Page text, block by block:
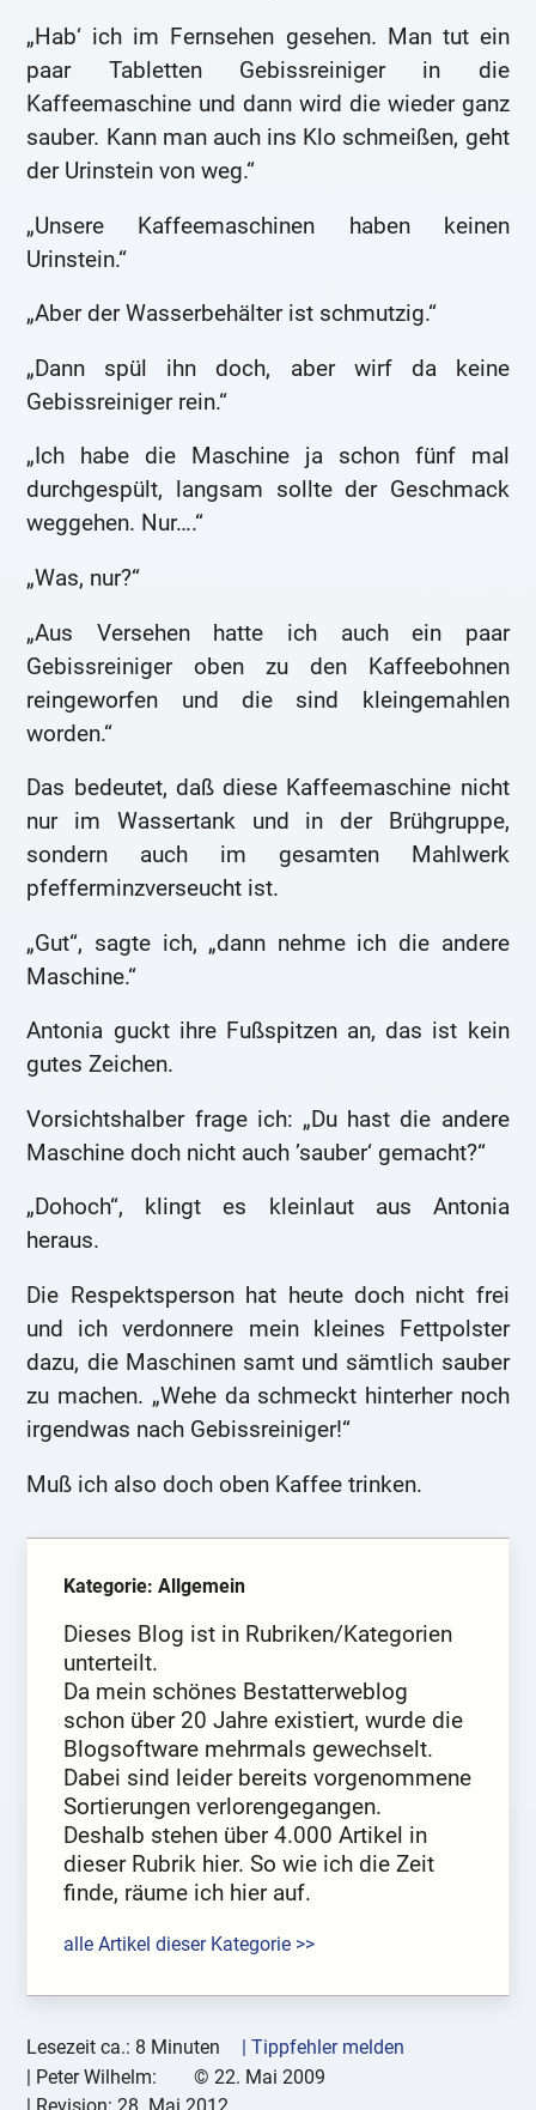
„Hab‘ ich im Fernsehen gesehen. Man tut ein
paar Tabletten Gebissreiniger in die
Kaffeemaschine und dann wird die wieder ganz
sauber. Kann man auch ins Klo schmeißen, geht
der Urinstein von weg.“
„Unsere Kaffeemaschinen haben keinen
Urinstein.“
„Aber der Wasserbehälter ist schmutzig.“
„Dann spül ihn doch, aber wirf da keine
Gebissreiniger rein.“
„Ich habe die Maschine ja schon fünf mal
durchgespült, langsam sollte der Geschmack
weggehen. Nur….“
„Was, nur?“
„Aus Versehen hatte ich auch ein paar
Gebissreiniger oben zu den Kaffeebohnen
reingeworfen und die sind kleingemahlen
worden.“
Das bedeutet, daß diese Kaffeemaschine nicht
nur im Wassertank und in der Brühgruppe,
sondern auch im gesamten Mahlwerk
pfefferminzverseucht ist.
„Gut“, sagte ich, „dann nehme ich die andere
Maschine.“
Antonia guckt ihre Fußspitzen an, das ist kein
gutes Zeichen.
Vorsichtshalber frage ich: „Du hast die andere
Maschine doch nicht auch ’sauber‘ gemacht?“
„Dohoch“, klingt es kleinlaut aus Antonia
heraus.
Die Respektsperson hat heute doch nicht frei
und ich verdonnere mein kleines Fettpolster
dazu, die Maschinen samt und sämtlich sauber
zu machen. „Wehe da schmeckt hinterher noch
irgendwas nach Gebissreiniger!“
Muß ich also doch oben Kaffee trinken.
Kategorie: Allgemein
Dieses Blog ist in Rubriken/Kategorien
unterteilt.
Da mein schönes Bestatterweblog
schon über 20 Jahre existiert, wurde die
Blogsoftware mehrmals gewechselt.
Dabei sind leider bereits vorgenommene
Sortierungen verlorengegangen.
Deshalb stehen über 4.000 Artikel in
dieser Rubrik hier. So wie ich die Zeit
finde, räume ich hier auf.
alle Artikel dieser Kategorie >>
Lesezeit ca.: 8 Minuten
| Tippfehler melden
| Peter Wilhelm: © 22. Mai 2009
| Revision:28. Mai 2012